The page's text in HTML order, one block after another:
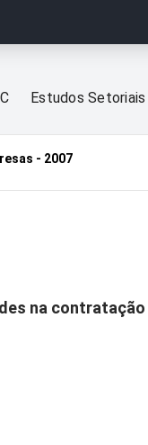
Estudos Setoriais
- 2007
na